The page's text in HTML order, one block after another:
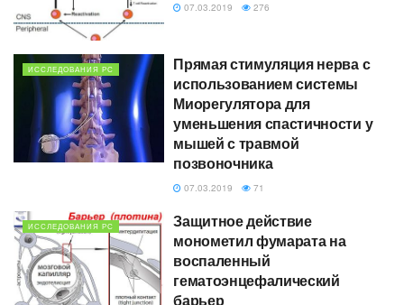
07.03.2019 276
ИССЛЕДОВАНИЯ РС
Прямая стимуляция нерва с
использованием системы
Миорегулятора для
уменьшения спастичности у
мышей с травмой
позвоночника
07.03.2019 71
ИССЛЕДОВАНИЯ РС
Защитное действие
монометил фумарата на
воспаленный
гематоэнцефалический
барьер